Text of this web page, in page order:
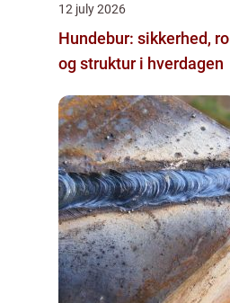
12 july 2026
Hundebur: sikkerhed, ro
og struktur i hverdagen